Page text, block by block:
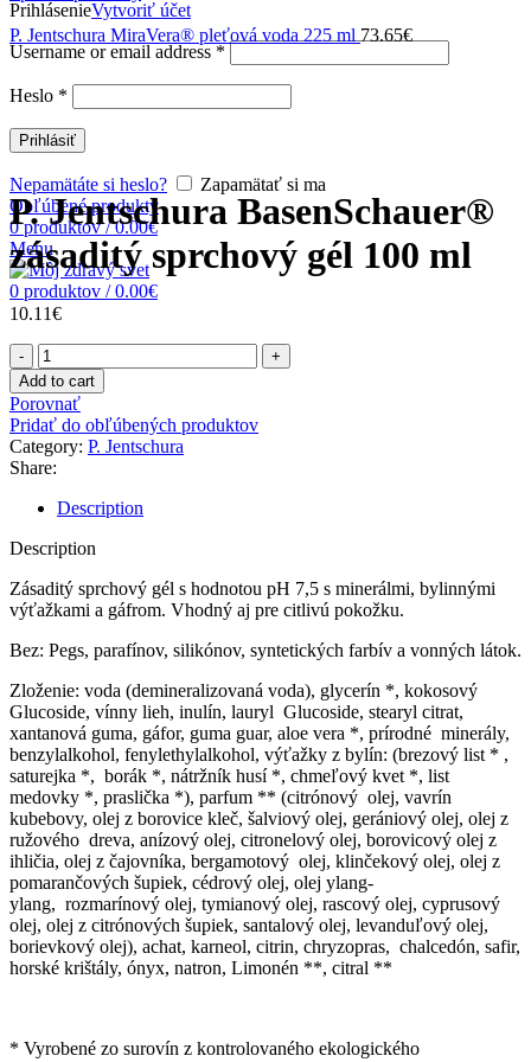
PrihlásenieVytvoriť účet
Username or email address *
Heslo *
Prihlásiť
Nepamätáte si heslo?
Zapamätať si ma
Obľúbené produkty
0produktov / 0.00€
Menu
0 produktov / 0.00€
P. Jentschura MiraVera® pleťová voda 225 ml 73.65€
Zväčšiť obrázok
P. Jentschura BasenSchauer®
zásaditý sprchový gél 100 ml
10.11€
P.
Jentschura
BasenSchauer®
zásaditý
sprchový
gél
100
ml
quantity
Add to cart
Porovnať
Pridať do obľúbených produktov
Category: P. Jentschura
Share:
Description
Description
Zásaditý sprchový gél s hodnotou pH 7,5 s minerálmi, bylinnými
výťažkami a gáfrom. Vhodný aj pre citlivú pokožku.
Bez: Pegs, parafínov, silikónov, syntetických farbív a vonných látok.
Zloženie: voda (demineralizovaná voda), glycerín *, kokosový
Glucoside, vínny lieh, inulín, lauryl Glucoside, stearyl citrat,
xantanová guma, gáfor, guma guar, aloe vera *, prírodné minerály,
benzylalkohol, fenylethylalkohol, výťažky z bylín: (brezový list * ,
saturejka *, borák *, nátržník husí *, chmeľový kvet *, list
medovky *, praslička *), parfum ** (citrónový olej, vavrín
kubebovy, olej z borovice kleč, šalviový olej, gerániový olej, olej z
ružového dreva, anízový olej, citronelový olej, borovicový olej z
ihličia, olej z čajovníka, bergamotový olej, klinčekový olej, olej z
pomarančových šupiek, cédrový olej, olej ylang-
ylang, rozmarínový olej, tymianový olej, rascový olej, cyprusový
olej, olej z citrónových šupiek, santalový olej, levanduľový olej,
borievkový olej), achat, karneol, citrin, chryzopras, chalcedón, safir,
horské krištály, ónyx, natron, Limonén **, citral **
* Vyrobené zo surovín z kontrolovaného ekologického